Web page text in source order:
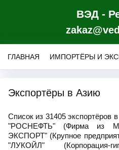
ВЭД -
ГЛАВНАЯ ИМПОРТЁРЫ И
Экспортёры в Азию
Список из 31405
"РОСНЕФТЬ" (Фирма из
ЭКСПОРТ" (Крупное
"ЛУКОЙЛ"